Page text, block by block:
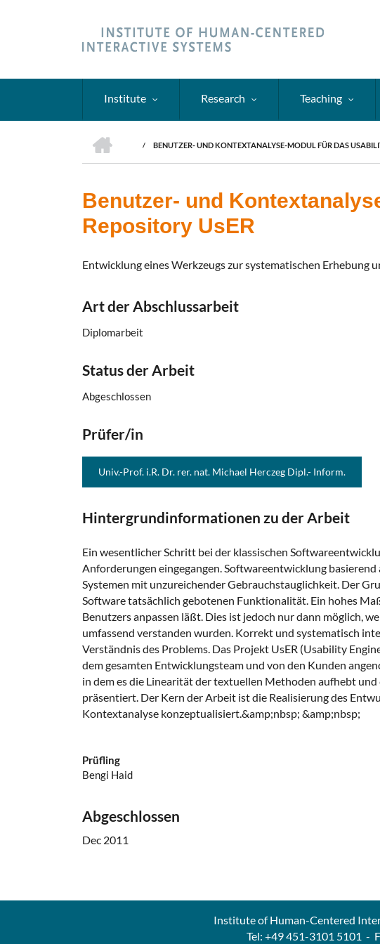
Institute Research Teaching
BREADCRUMB
/ BENUTZER- UND KONTEXTANALYSE-MODUL FÜR DAS
Benutzer- und
Repository UsER
Entwicklung eines Werkzeugs zur systematischen
Art der Abschlussarbeit
Diplomarbeit
Status der Arbeit
Abgeschlossen
Prüfer/in
Univ.-Prof. i.R. Dr. rer. nat. Michael Herczeg Dipl.- Inform.
Hintergrundinformationen zu der Arbeit
Ein wesentlicher Schritt bei der klassischen
Anforderungen eingegangen. Softwareentwicklung
Systemen mit unzureichender Gebrauchstauglichkeit. Der
Software tatsächlich gebotenen Funktionalität. Ein hohes
Benutzers anpassen läßt. Dies ist jedoch nur dann möglich,
umfassend verstanden wurden. Korrekt und systematisch
Verständnis des Problems. Das Projekt UsER (Usability
dem gesamten Entwicklungsteam und von den Kunden
in dem es die Linearität der textuellen Methoden aufhebt
präsentiert. Der Kern der Arbeit ist die Realisierung des
Kontextanalyse konzeptualisiert.&amp;nbsp; &amp;nbsp;
Prüfling
Bengi Haid
Abgeschlossen
Dec 2011
Institute of Human-Centered
Tel: +49 451-3101 5101 -